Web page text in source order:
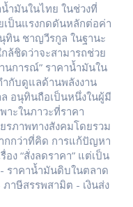
มันในไทย ในช่วงที่
เป็นแรงกดดันหลักต่อค่า
ทิน ชาญวีรกูล ในฐานะ
ล้ชิดว่าจะสามารถช่วย
นการณ์” ราคาน้ำมันใน
กับดูแลด้านพลังงาน
อนุทินถือเป็นหนึ่งในผู้มี
ะในภาวะที่ราคา
รภาพทางสังคมโดยรวม
กกว่าที่คิด การแก้ปัญหา
ง “สั่งลดราคา” แต่เป็น
ราคาน้ำมันดิบในตลาด
าษีสรรพสามิต - เงินส่ง